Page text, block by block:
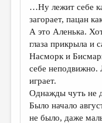
КУЛЬТУРОВЕДЕНИЕ
ПУБЛИЦИСТИКА
РЕЦЕНЗИРОВАНИЕ
ЦИКЛЫ
ТРЕДИАКОВСКИЙ
МЕДИА
…Ну лежит себе
загорает, пацан
А это Аленька.
глаза прикрыла и
Насморк и
себе неподвижно.
играет.
Однажды чуть не
Было начало
не было, даже